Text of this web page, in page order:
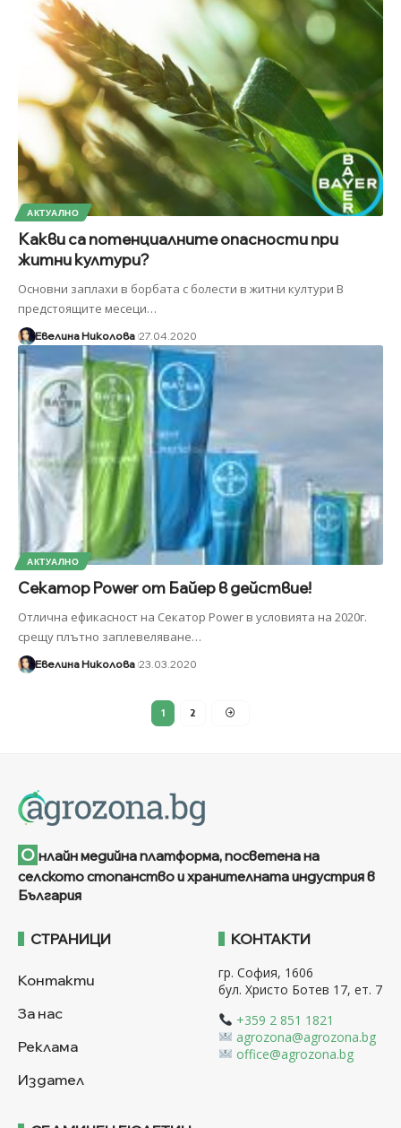
АКТУАЛНО
Какви са потенциалните опасности при
житни култури?
Основни заплахи в борбата с болести в житни култури В
предстоящите месеци…
Евелина Николова 27.04.2020
АКТУАЛНО
Секатор Power от Байер в действие!
Отлична ефикасност на Секатор Power в условията на 2020г.
срещу плътно заплевеляване…
Евелина Николова 23.03.2020
1 2
О нлайн медийна платформа, посветена на
селското стопанство и хранителната индустрия в
България
СТРАНИЦИ
Контакти
За нас
Реклама
Издател
КОНТАКТИ
гр. София, 1606
бул. Христо Ботев 17, ет. 7
+359 2 851 1821
agrozona@agrozona.bg
office@agrozona.bg